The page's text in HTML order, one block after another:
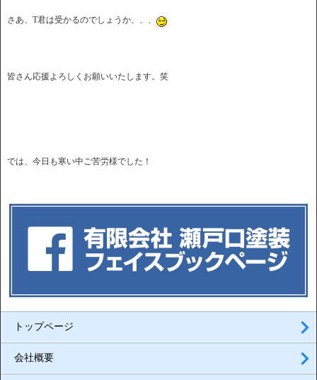
さあ、T君は受かるのでしょうか、、、
皆さん応援よろしくお願いいたします。笑
では、今日も寒い中ご苦労様でした！
トップページ
会社概要